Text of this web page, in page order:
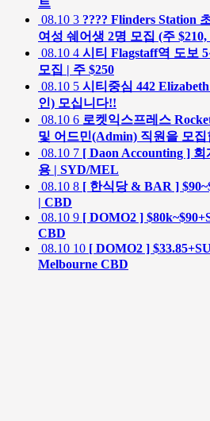
트
08.10 3 ???? Flinders Station
여성 쉐어생 2명 모집 (주
08.10 4 시티 Flagstaff역 도보
모집 | 주 $250
08.10 5 시티중심 442
인) 모십니다!!
08.10 6 로켓익스프레스
및 어드민(Admin) 직원을 모집
08.10 7 [ Daon Accounting ]
용 | SYD/MEL
08.10 8 [ 한식당 & BAR ]
| CBD
08.10 9 [ DOMO2 ]
CBD
08.10 10 [ DOMO2 ]
Melbourne CBD